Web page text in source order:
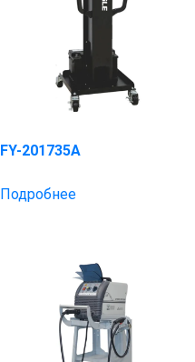
FY-201735A
Подробнее